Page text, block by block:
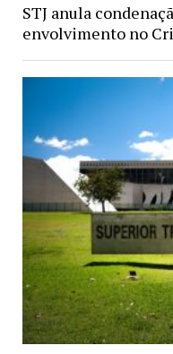
STJ anula
envolvimento no